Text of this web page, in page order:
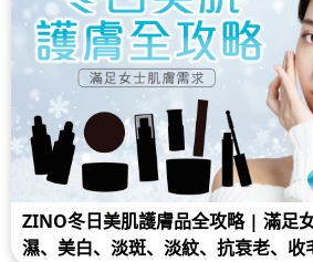
ZINO冬日美肌護膚品全攻略 | 滿足
濕、美白、淡斑、淡紋、抗衰老、收